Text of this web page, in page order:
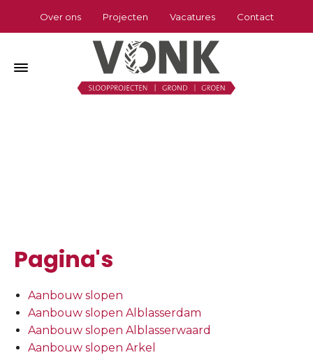
Over ons Projecten Vacatures Contact
Pagina's
Aanbouw slopen
Aanbouw slopen Alblasserdam
Aanbouw slopen Alblasserwaard
Aanbouw slopen Arkel